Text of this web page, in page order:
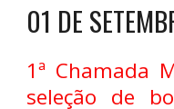
01 DE
1ª Chamada
seleção de